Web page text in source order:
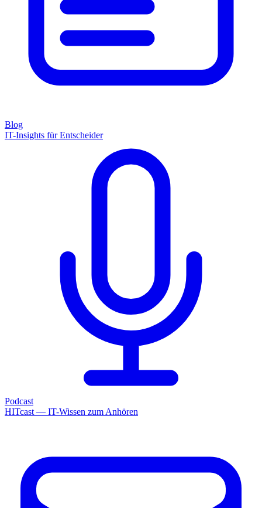
Blog
IT-Insights für Entscheider
Podcast
HITcast — IT-Wissen zum Anhören